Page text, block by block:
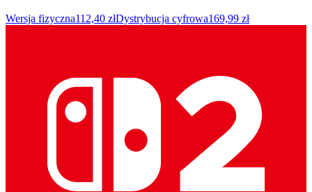
Wersja fizyczna112,40 złDystrybucja cyfrowa169,99 zł